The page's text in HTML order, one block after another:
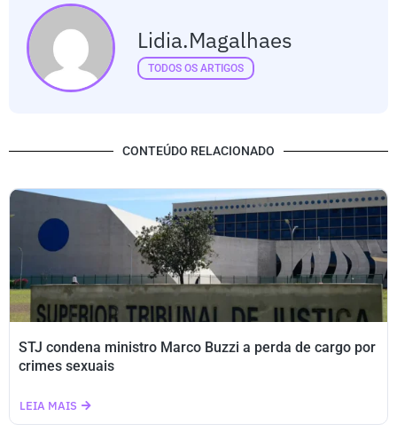
Lidia.magalhaes
TODOS OS ARTIGOS
CONTEÚDO RELACIONADO
STJ condena ministro Marco Buzzi a perda de cargo por
crimes sexuais
LEIA MAIS